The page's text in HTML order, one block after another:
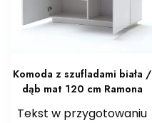
Komoda z szufladami biała /
dąb mat 120 cm Ramona
Tekst w przygotowaniu